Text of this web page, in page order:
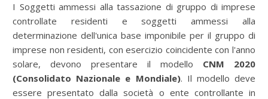
I Soggetti ammessi alla tassazione di gruppo di imprese
controllate residenti e soggetti ammessi alla
determinazione dell'unica base imponibile per il gruppo di
imprese non residenti, con esercizio coincidente con l'anno
solare, devono presentare il modello CNM 2020
(Consolidato Nazionale e Mondiale). Il modello deve
essere presentato dalla società o ente controllante in